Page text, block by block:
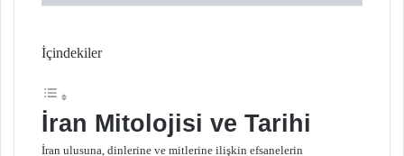
İçindekiler
İran Mitolojisi ve Tarihi
İran ulusuna, dinlerine ve mitlerine ilişkin efsanelerin